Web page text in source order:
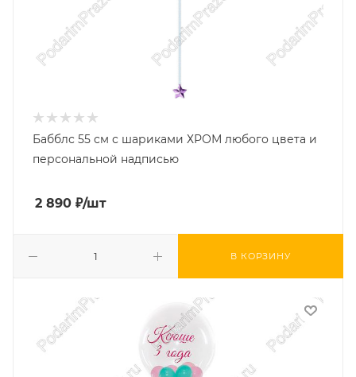
Бабблс 55 см с шариками ХРОМ любого цвета и
персональной надписью
2 890 ₽/шт
В КОРЗИНУ